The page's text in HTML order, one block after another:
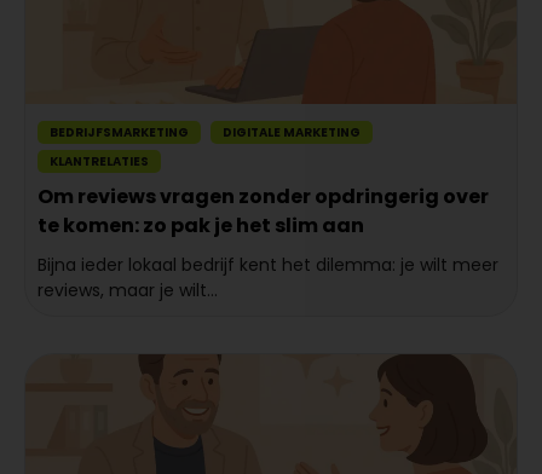
BEDRIJFSMARKETING
DIGITALE MARKETING
KLANTRELATIES
Om reviews vragen zonder opdringerig over
te komen: zo pak je het slim aan
Bijna ieder lokaal bedrijf kent het dilemma: je wilt meer
reviews, maar je wilt...